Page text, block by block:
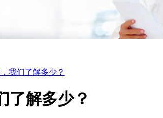
我们了解多少？
了解多少？